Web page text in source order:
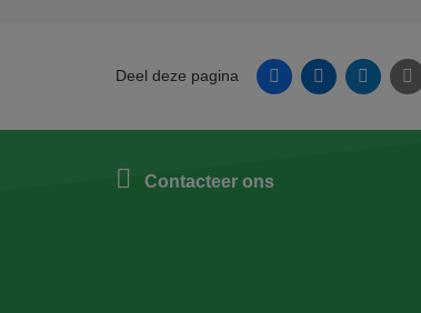
Deel deze pagina FacebookLinkedinTwitter
Contacteer ons